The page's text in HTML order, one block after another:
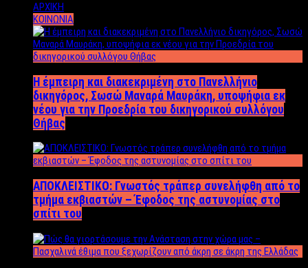
ΑΡΧΙΚΗ
ΚΟΙΝΩΝΙΑ
Η έμπειρη και διακεκριμένη στο Πανελλήνιο
δικηγόρος, Σωσώ Μαναρά Μαυράκη, υποψήφια εκ
νέου για την Προεδρία του δικηγορικού συλλόγου
Θήβας
ΑΠΟΚΛΕΙΣΤΙΚΟ: Γνωστός τράπερ συνελήφθη από το
τμήμα εκβιαστών – Έφοδος της αστυνομίας στο
σπίτι του